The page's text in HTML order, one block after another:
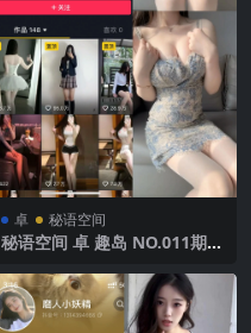
卓 秘语空间
秘语空间 卓 趣岛 NO.011期